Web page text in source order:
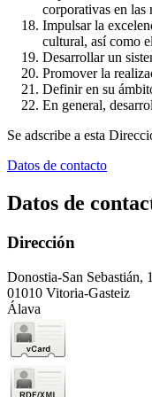
corporativas en las
Impulsar la
cultural, así como
Desarrollar un
Promover la
Definir en su
En general,
Se adscribe a esta
Datos de contacto
Datos de
Dirección
Donostia-San Sebastián, 1
01010 Vitoria-Gasteiz
Álava